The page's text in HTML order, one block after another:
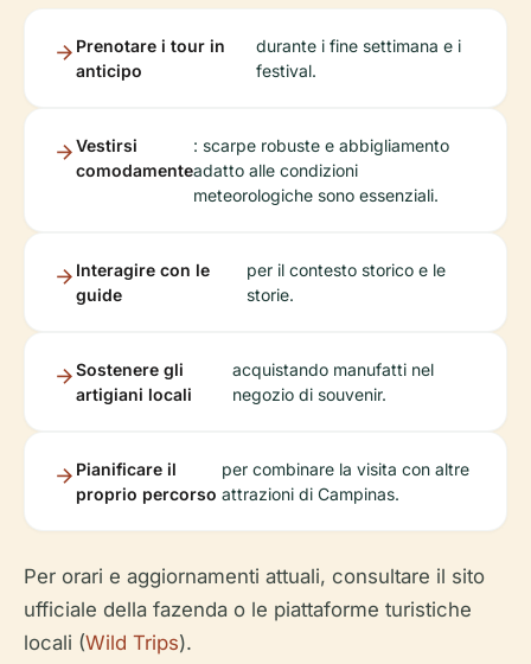
Prenotare i tour in
anticipo
durante i fine settimana e i
festival.
Vestirsi
comodamente
: scarpe robuste e abbigliamento
adatto alle condizioni
meteorologiche sono essenziali.
Interagire con le
guide
per il contesto storico e le
storie.
Sostenere gli
artigiani locali
acquistando manufatti nel
negozio di souvenir.
Pianificare il
proprio percorso
per combinare la visita con altre
attrazioni di Campinas.
Per orari e aggiornamenti attuali, consultare il sito
ufficiale della fazenda o le piattaforme turistiche
locali (Wild Trips).